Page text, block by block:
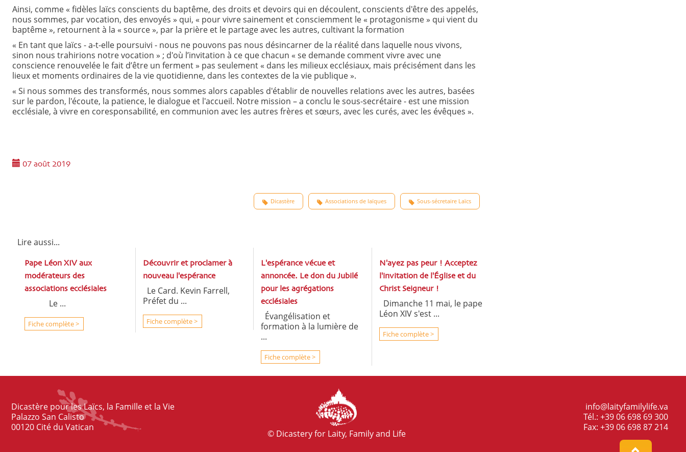
Ainsi, comme « fidèles laïcs conscients du baptême, des droits et devoirs qui en découlent, conscients d'être des appelés,
nous sommes, par vocation, des envoyés » qui, « pour vivre sainement et consciemment le « protagonisme » qui vient du
baptême », retournent à la « source », par la prière et le partage avec les autres, cultivant la formation
« En tant que laïcs - a-t-elle poursuivi - nous ne pouvons pas nous désincarner de la réalité dans laquelle nous vivons,
sinon nous trahirions notre vocation » ; d'où l’invitation à ce que chacun « se demande comment vivre avec une
conscience renouvelée le fait d’être un ferment » pas seulement « dans les milieux ecclésiaux, mais précisément dans les
lieux et moments ordinaires de la vie quotidienne, dans les contextes de la vie publique ».
« Si nous sommes des transformés, nous sommes alors capables d'établir de nouvelles relations avec les autres, basées
sur le pardon, l'écoute, la patience, le dialogue et l'accueil. Notre mission – a conclu le sous-secrétaire - est une mission
ecclésiale, à vivre en coresponsabilité, en communion avec les autres frères et sœurs, avec les curés, avec les évêques ».
07 août 2019
Sous-sécretaire Laïcs
Associations de laïques
Dicastère
Lire aussi...
Pape Léon XIV aux
modérateurs des
associations ecclésiales
Le ...
Fiche complète >
Découvrir et proclamer à
nouveau l'espérance
Le Card. Kevin Farrell,
Préfet du ...
Fiche complète >
L'espérance vécue et
annoncée. Le don du Jubilé
pour les agrégations
ecclésiales
Évangélisation et
formation à la lumière de
...
Fiche complète >
N'ayez pas peur ! Acceptez
l'invitation de l'Église et du
Christ Seigneur !
Dimanche 11 mai, le pape
Léon XIV s'est ...
Fiche complète >
Dicastère pour les Laïcs, la Famille et la Vie
Palazzo San Calisto
00120 Cité du Vatican
© Dicastery for Laity, Family and Life
info@laityfamilylife.va
Tél.: +39 06 698 69 300
Fax: +39 06 698 87 214